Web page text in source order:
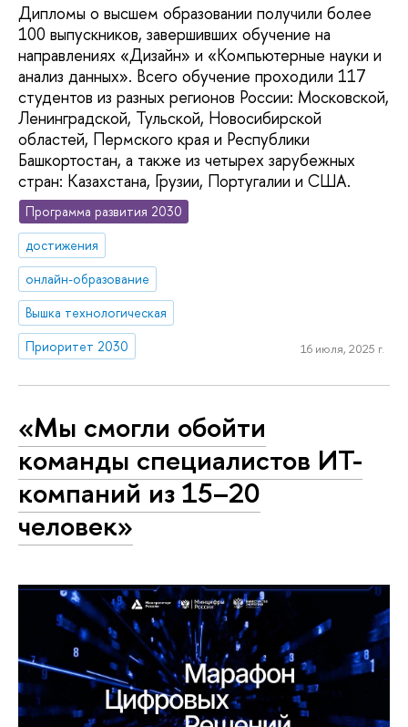
Дипломы о высшем образовании получили более
100 выпускников, завершивших обучение на
направлениях «Дизайн» и «Компьютерные науки и
анализ данных». Всего обучение проходили 117
студентов из разных регионов России: Московской,
Ленинградской, Тульской, Новосибирской
областей, Пермского края и Республики
Башкортостан, а также из четырех зарубежных
стран: Казахстана, Грузии, Португалии и США.
Программа развития 2030
достижения
онлайн-образование
Вышка технологическая
Приоритет 2030
16 июля, 2025 г.
«Мы смогли обойти
команды специалистов ИТ-
компаний из 15–20
человек»